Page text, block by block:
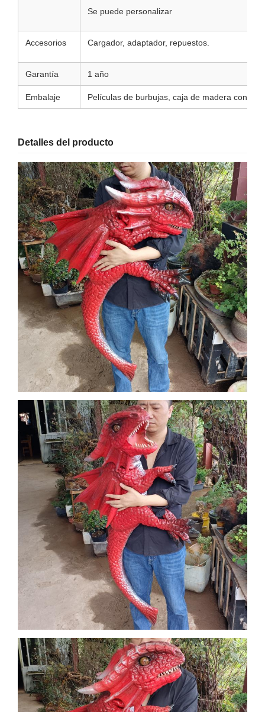
Se puede personalizar
Accesorios Cargador, adaptador, repuestos.
Garantía 1 año
Embalaje Películas de burbujas, caja de madera
Detalles del producto